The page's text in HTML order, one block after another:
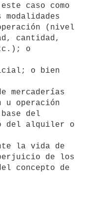
cantidad,
o bien
mercaderías
u operación
del alquiler o
de los